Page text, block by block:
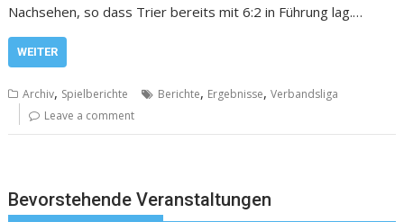
Nachsehen, so dass Trier bereits mit 6:2 in Führung lag.…
WEITER
Archiv, Spielberichte Berichte, Ergebnisse,Verbandsliga
Leave a comment
Bevorstehende Veranstaltungen